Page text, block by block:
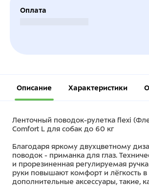
Оплата
Описание Характеристики
Ленточный поводок-рулетка flexi
Comfort L для собак до 60 кг
Благодаря яркому двухцветному
поводок - приманка для глаз.
и прорезиненная регулируемая
руки повышают комфорт и лёгкость
дополнительные аксессуары, такие,